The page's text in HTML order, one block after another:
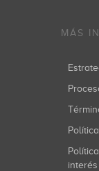
MÁS
Política de gestión de conflictos de
interés